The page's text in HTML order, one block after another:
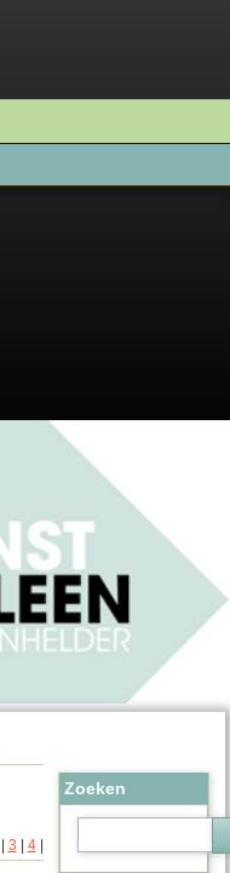
3 4|
Zoeken